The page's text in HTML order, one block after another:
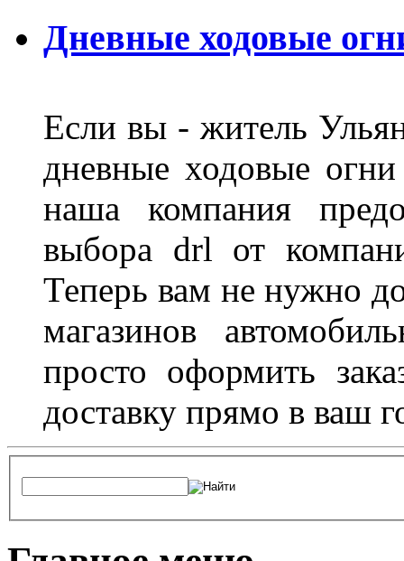
Дневные ходовые
Если вы - житель
дневные ходовые
наша компания
выбора drl от
Теперь вам не нужно
магазинов
просто оформить
доставку прямо в ваш